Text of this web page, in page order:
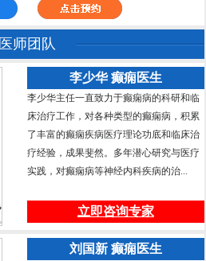
医师团队
李少华 癫痫医生
李少华主任一直致力于癫痫病的科研和临
床治疗工作，对各种类型的癫痫病，积累
了丰富的癫痫疾病医疗理论功底和临床治
疗经验，成果斐然。多年潜心研究与医疗
实践，对癫痫病等神经内科疾病的治...
立即咨询专家
刘国新 癫痫医生